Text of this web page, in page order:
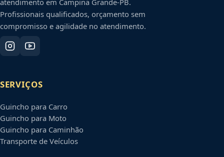
Profissionais qualificados, orçamento sem
compromisso e agilidade no atendimento.
SERVIÇOS
Guincho para Carro
Guincho para Moto
Guincho para Caminhão
Transporte de Veículos